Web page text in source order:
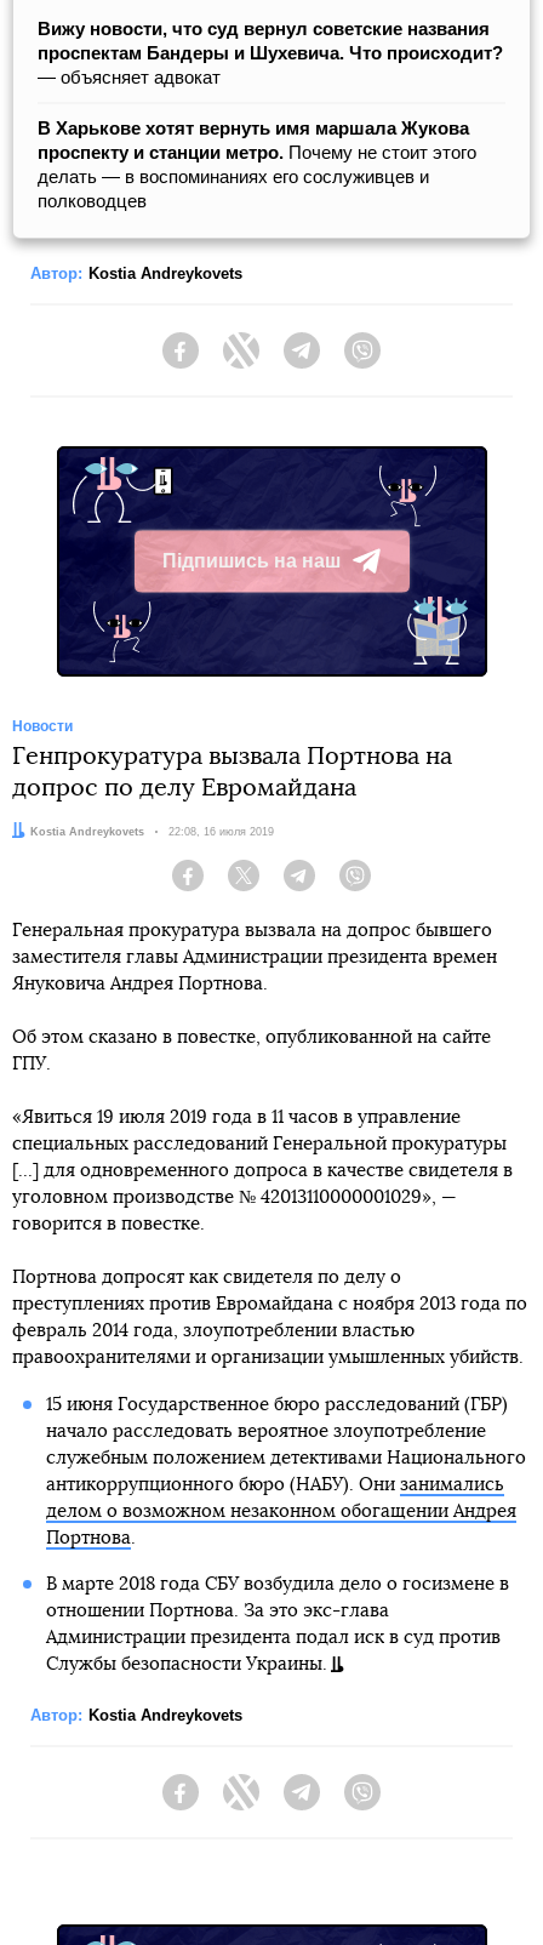
Вижу новости, что суд вернул советские названия
проспектам Бандеры и Шухевича. Что происходит?
— объясняет адвокат
В Харькове хотят вернуть имя маршала Жукова
проспекту и станции метро. Почему не стоит этого
делать — в воспоминаниях его сослуживцев и
полководцев
Автор: Kostia Andreykovets
FacebookTwitter Telegram
Підпишись на наш
Telegram
Новости
Генпрокуратура вызвала Портнова на
допрос по делу Евромайдана
Автор:Kostia Andreykovets Дата:
22:08, 16 июля 2019
Facebook Twitter Telegram
Генеральная прокуратура вызвала на допрос бывшего
заместителя главы Администрации президента времен
Януковича Андрея Портнова.
Об этом сказано в повестке, опубликованной на сайте
ГПУ.
«Явиться 19 июля 2019 года в 11 часов в управление
специальных расследований Генеральной прокуратуры
[...] для одновременного допроса в качестве свидетеля в
уголовном производстве № 42013110000001029», —
говорится в повестке.
Портнова допросят как свидетеля по делу о
преступлениях против Евромайдана с ноября 2013 года по
февраль 2014 года, злоупотреблении властью
правоохранителями и организации умышленных убийств.
15 июня Государственное бюро расследований (ГБР)
начало расследовать вероятное злоупотребление
служебным положением детективами Национального
антикоррупционного бюро (НАБУ). Они занимались
делом о возможном незаконном обогащении Андрея
Портнова.
В марте 2018 года СБУ возбудила дело о госизмене в
отношении Портнова. За это экс-глава
Администрации президента подал иск в суд против
Службы безопасности Украины.
Автор: Kostia Andreykovets
FacebookTwitter Telegram